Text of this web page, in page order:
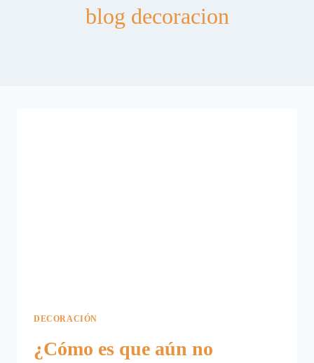
blog decoracion
DECORACIÓN
¿Cómo es que aún no